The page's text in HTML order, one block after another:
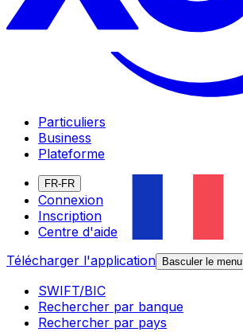
Particuliers
Business
Plateforme
FR-FR
Connexion
Inscription
Centre d'aide
Télécharger l'application
Basculer le menu
SWIFT/BIC
Rechercher par banque
Rechercher par pays